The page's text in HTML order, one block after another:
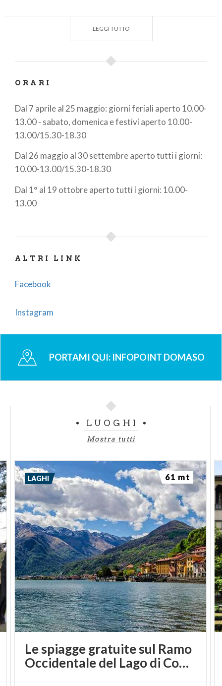
acquatici come windsurf, kitesurf e vela.
itinerari per trekking e mountain bike, con percorsi
mappe dettagliate, dépliant, suggerimenti
punti d’interesse più caratteristici.
LEGGI TUTTO
ORARI
Dal 7 aprile al 25 maggio: giorni feriali aperto 10.00-
13.00 - sabato, domenica e festivi aperto 10.00-
13.00/15.30-18.30
Dal 26 maggio al 30 settembre aperto tutti i giorni:
10.00-13.00/15.30-18.30
Dal 1° al 19 ottobre aperto tutti i giorni: 10.00-
13.00
ALTRI LINK
Facebook
Instagram
PORTAMI QUI: INFOPOINT DOMASO
LUOGHI
Mostra tutti
Le spiagge gratuite sul Ramo
Occidentale del Lago di Como
LAGHI 61 mt